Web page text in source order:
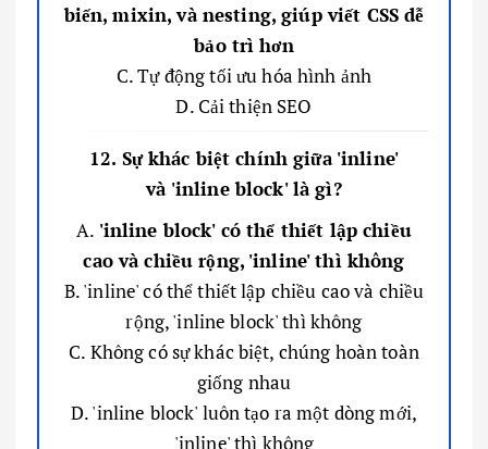
biến, mixin, và nesting, giúp viết CSS dễ
bảo trì hơn
C. Tự động tối ưu hóa hình ảnh
D. Cải thiện SEO
12. Sự khác biệt chính giữa 'inline'
và 'inline block' là gì?
A. 'inline block' có thể thiết lập chiều
cao và chiều rộng, 'inline' thì không
B. 'inline' có thể thiết lập chiều cao và chiều
rộng, 'inline block' thì không
C. Không có sự khác biệt, chúng hoàn toàn
giống nhau
D. 'inline block' luôn tạo ra một dòng mới,
'inline' thì không